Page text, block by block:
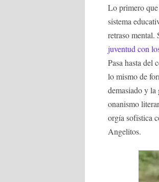
Lo primero que
sistema
retraso mental.
juventud con
Pasa hasta del
lo mismo de
demasiado y la
onanismo
orgía sofística
Angelitos.